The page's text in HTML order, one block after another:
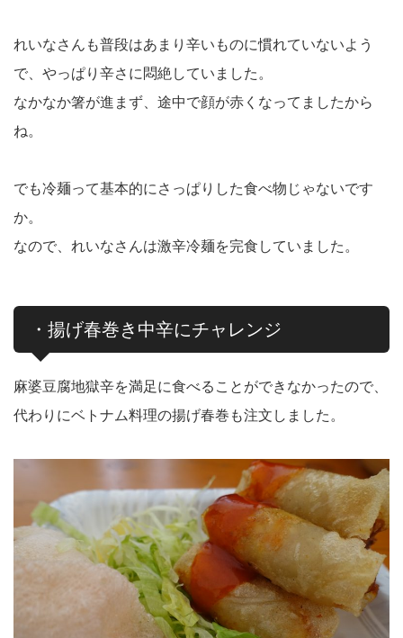
れいなさんも普段はあまり辛いものに慣れていないよう
で、やっぱり辛さに悶絶していました。
なかなか箸が進まず、途中で顔が赤くなってましたから
ね。
でも冷麺って基本的にさっぱりした食べ物じゃないです
か。
なので、れいなさんは激辛冷麺を完食していました。
・揚げ春巻き中辛にチャレンジ
麻婆豆腐地獄辛を満足に食べることができなかったので、
代わりにベトナム料理の揚げ春巻も注文しました。